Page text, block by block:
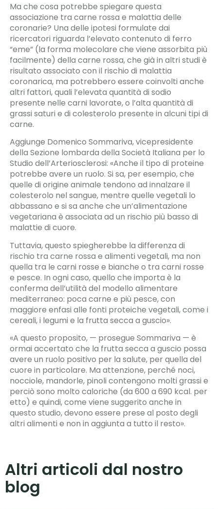
Ma che cosa potrebbe spiegare questa
associazione tra carne rossa e malattia delle
coronarie? Una delle ipotesi formulate dai
ricercatori riguarda l’elevato contenuto di ferro
“eme” (la forma molecolare che viene assorbita più
facilmente) della carne rossa, che già in altri studi è
risultato associato con il rischio di malattia
coronarica, ma potrebbero essere coinvolti anche
altri fattori, quali l’elevata quantità di sodio
presente nelle carni lavorate, o l’alta quantità di
grassi saturi e di colesterolo presente in alcuni tipi di
carne.
Aggiunge Domenico Sommariva, vicepresidente
della Sezione lombarda della Società Italiana per lo
Studio dell’Arteriosclerosi: «Anche il tipo di proteine
potrebbe avere un ruolo. Si sa, per esempio, che
quelle di origine animale tendono ad innalzare il
colesterolo nel sangue, mentre quelle vegetali lo
abbassano e si sa anche che un’alimentazione
vegetariana è associata ad un rischio più basso di
malattie di cuore.
Tuttavia, questo spiegherebbe la differenza di
rischio tra carne rossa e alimenti vegetali, ma non
quella tra le carni rosse e bianche o tra carni rosse
e pesce. In ogni caso, quello che importa è la
conferma dell’utilità del modello alimentare
mediterraneo: poca carne e più pesce, con
maggiore enfasi alle fonti proteiche vegetali, come i
cereali, i legumi e la frutta secca a guscio».
«A questo proposito, — prosegue Sommariva — è
ormai accertato che la frutta secca a guscio possa
avere un ruolo positivo per la salute, per quella del
cuore in particolare. Ma attenzione, perché noci,
nocciole, mandorle, pinoli contengono molti grassi e
perciò sono molto caloriche (da 600 a 690 kcal. per
etto) e quindi, come viene suggerito anche in
questo studio, devono essere prese al posto degli
altri alimenti e non in aggiunta a tutto il resto».
Altri articoli dal nostro
blog